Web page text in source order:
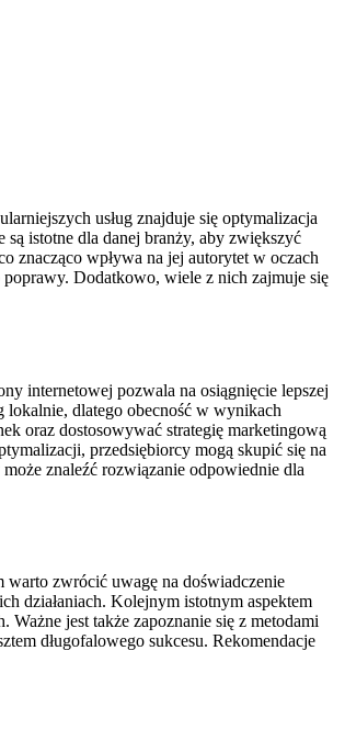
usług znajduje się optymalizacja
istotne dla danej branży, aby zwiększyć
wpływa na jej autorytet w oczach
Dodatkowo, wiele z nich zajmuje się
internetowej pozwala na osiągnięcie lepszej
dlatego obecność w wynikach
oraz dostosowywać strategię marketingową
przedsiębiorcy mogą skupić się na
znaleźć rozwiązanie odpowiednie dla
zwrócić uwagę na doświadczenie
działaniach. Kolejnym istotnym aspektem
jest także zapoznanie się z metodami
długofalowego sukcesu. Rekomendacje